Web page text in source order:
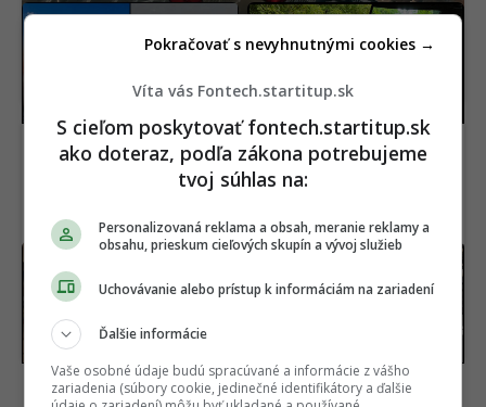
ako riadená strela. Bývalí
Britov unikátnu zbraň
zruinovať. Tieto hybridy
roku 2026 najlacnejšie
Veľká streamovacia
služba na Slovensku sa
od zajtra mení a zdražuje
elektrokolobežkárom.
Helma nestačí, jazdci
Víta vás Fontech.startitup.sk
S cieľom poskytovať fontech.startitup.sk
ako doteraz, podľa zákona potrebujeme
tvoj súhlas na:
Personalizovaná reklama a obsah, meranie reklamy a
obsahu, prieskum cieľových skupín a vývoj služieb
Uchovávanie alebo prístup k informáciám na zariadení
Ďalšie informácie
Vaše osobné údaje budú spracúvané a informácie z vášho
zariadenia (súbory cookie, jedinečné identifikátory a ďalšie
Pokračovať s nevyhnutnými cookies →